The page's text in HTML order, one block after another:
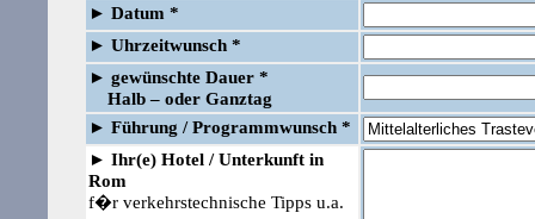
► Datum *
► Uhrzeitwunsch *
► gewünschte Dauer *
Halb – oder Ganztag
► Führung /Programmwunsch *
► Ihr(e) Hotel / Unterkunft in
Rom
f�r verkehrstechnische Tipps u.a.